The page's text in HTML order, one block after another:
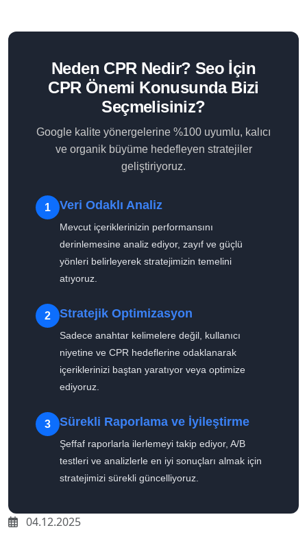
Neden CPR Nedir? Seo İçin
CPR Önemi Konusunda Bizi
Seçmelisiniz?
Google kalite yönergelerine %100 uyumlu, kalıcı
ve organik büyüme hedefleyen stratejiler
geliştiriyoruz.
1 Veri Odaklı Analiz
Mevcut içeriklerinizin performansını
derinlemesine analiz ediyor, zayıf ve güçlü
yönleri belirleyerek stratejimizin temelini
atıyoruz.
2 Stratejik Optimizasyon
Sadece anahtar kelimelere değil, kullanıcı
niyetine ve CPR hedeflerine odaklanarak
içeriklerinizi baştan yaratıyor veya optimize
ediyoruz.
3 Sürekli Raporlama ve İyileştirme
Şeffaf raporlarla ilerlemeyi takip ediyor, A/B
testleri ve analizlerle en iyi sonuçları almak için
stratejimizi sürekli güncelliyoruz.
04.12.2025